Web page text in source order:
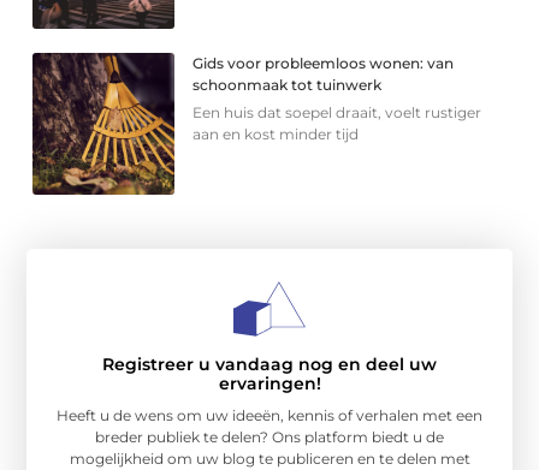
Gids voor probleemloos wonen: van
schoonmaak tot tuinwerk
Een huis dat soepel draait, voelt rustiger
aan en kost minder tijd
Registreer u vandaag nog en deel uw
ervaringen!
Heeft u de wens om uw ideeën, kennis of verhalen met een
breder publiek te delen? Ons platform biedt u de
mogelijkheid om uw blog te publiceren en te delen met